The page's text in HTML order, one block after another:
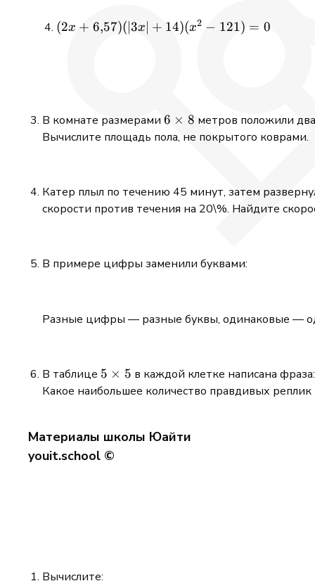
\dfrac{0{,}09}
{0{,}27}
(2x +
0
(2x + 6,57)(∣3x∣ + 14)(x2 − 121) = 0
В комнате размерами 6
\times
6 × 8 метров положили
Вычислите площадь пола, не покрытого коврами.
Катер плыл по течению 45 минут, затем
скорости против течения на 20\%. Найдите
В примере цифры заменили буквами:
Разные цифры — разные буквы, одинаковые —
В таблице 5
\times
5 × 5 в каждой клетке написана
Какое наибольшее количество правдивых
Материалы школы Юайти
youit.school ©
Вычислите: